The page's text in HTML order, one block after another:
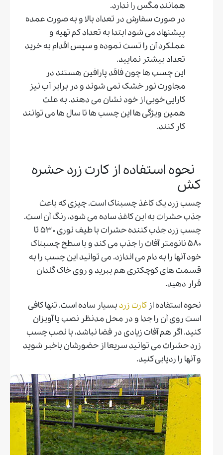
همانند مگس را ندارد.
در صورت سفارش در تعداد بالا و به صورت عمده
پیشنهاد می شود ابتدا به تعداد کم تهیه و
عملکرد آن را تست نموده و سپس اقدام به خرید
تعداد بیشتر نمایید.
این چسب ها چون فاقد پارافین هستند در
مجاورت نور خشک نمی شوند و در برابر آب نیز
کارایی خوبی از خود نشان می دهند. به علت
همین ویژگی ها این چسب ها تا سال ها می توانند
کار کنند.
نحوه استفاده از کارت زرد حشره
کش
چسب زرد یک کاغذ چسبناک است. چیزی که باعث
جذب حشرات به این کاغذ ساده می شود، رنگ آن است.
چسب زرد جذب کننده حشرات با طیف نوری ۵۳۰ تا
۵۸۰ نانومتر آفات را جذب می کند و با سطح چسبناک
خود آنها را به دام می اندازد. می توانید این چسب را به
قسمت های کوچکتری هم ببرید و روی خاک گلدان
قرار دهید.
نحوه استفاده از کارت زرد بسیار ساده است. تنها کافی
است روی آن را جدا و در محل مدنظر نصب یا آویزان
کنید. اگر هم آفات زیادی در فضا نباشد، با نصب چسب
زرد حشرات می توانید سریعا از حضورشان باخبر شوید
و آنها را ردیابی کنید.